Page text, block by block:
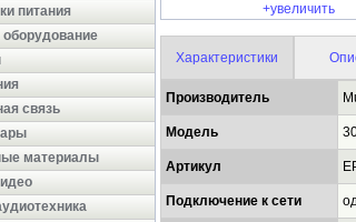
питания
связь
материалы
+увеличить
Характеристики
Производитель
Модель
Артикул
Подключение к сети